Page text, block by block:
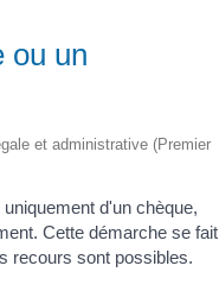
ou un
et administrative (Premier
d'un chèque,
Cette démarche se fait
recours sont possibles.